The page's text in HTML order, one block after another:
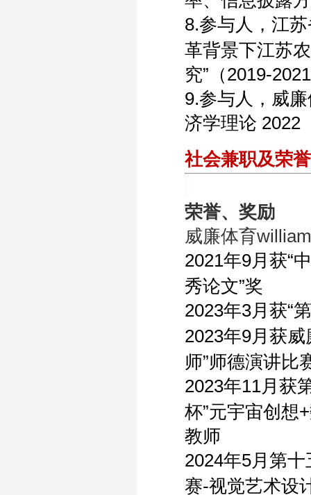
8.参与人，江
革背景下江苏
究”（2019-2021
9.参与人，威
济学理论 2022
社会兼职及荣
荣誉、奖励
威廉体育
2021年9月获“
秀论文”奖
2023年3月获“
2023年9月获威
师”师德演讲比
2023年11月获
杯”元宇宙创想+
教师
2024年5月第十
赛-视觉艺术设